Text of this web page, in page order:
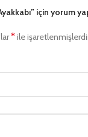
için yorum
*ile